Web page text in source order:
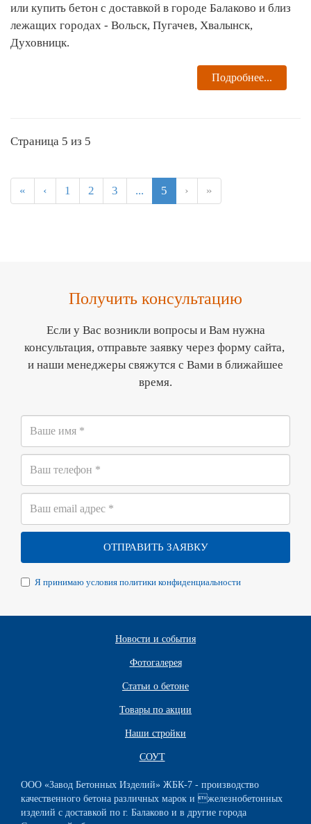
или купить бетон с доставкой в городе Балаково и близ
лежащих городах - Вольск, Пугачев, Хвалынск,
Духовницк.
Подробнее...
Страница 5 из 5
« ‹ 1 2 3 ... 5 › »
Получить консультацию
Если у Вас возникли вопросы и Вам нужна
консультация, отправьте заявку через форму сайта,
и наши менеджеры свяжутся с Вами в ближайшее
время.
Я принимаю условия политики конфиденциальности
Новости и события
Фотогалерея
Статьи о бетоне
Товары по акции
Наши стройки
СОУТ
ООО «Завод Бетонных Изделий» ЖБК-7 - производство
качественного бетона различных марок и железнобетонных
изделий с доставкой по г. Балаково и в другие города